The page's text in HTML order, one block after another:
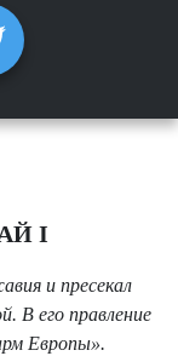
I
и пресекал
В его правление
Европы».